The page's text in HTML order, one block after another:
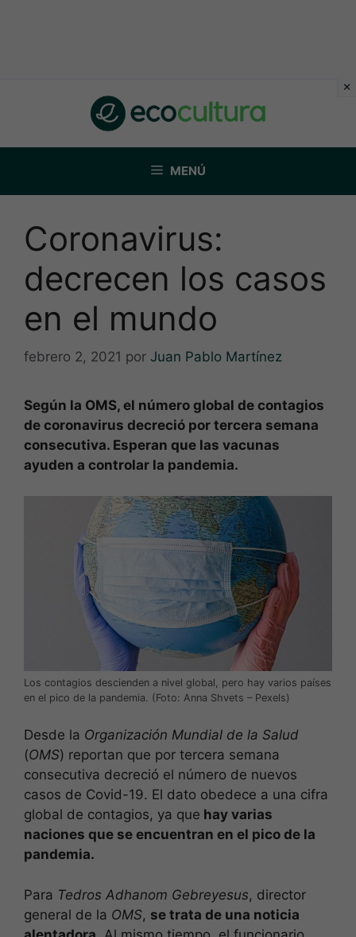
MENÚ
Coronavirus:
decrecen los casos
en el mundo
febrero 2, 2021 por Juan Pablo Martínez
Según la OMS, el número global de contagios
de coronavirus decreció por tercera semana
consecutiva. Esperan que las vacunas
ayuden a controlar la pandemia.
Los contagios descienden a nivel global, pero hay varios países
en el pico de la pandemia. (Foto: Anna Shvets – Pexels)
Desde la Organización Mundial de la Salud
(OMS) reportan que por tercera semana
consecutiva decreció el número de nuevos
casos de Covid-19. El dato obedece a una cifra
global de contagios, ya que hay varias
naciones que se encuentran en el pico de la
pandemia.
Para Tedros Adhanom Gebreyesus, director
general de la OMS, se trata de una noticia